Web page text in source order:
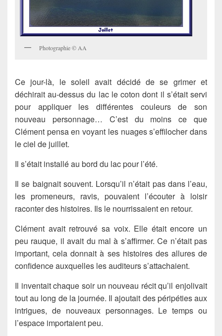
Photographie © AA
Ce jour-là, le soleil avait décidé de se grimer et
déchirait au-dessus du lac le coton dont il s’était servi
pour appliquer les différentes couleurs de son
nouveau personnage… C’est du moins ce que
Clément pensa en voyant les nuages s’effilocher dans
le ciel de juillet.
Il s’était installé au bord du lac pour l’été.
Il se baignait souvent. Lorsqu’il n’était pas dans l’eau,
les promeneurs, ravis, pouvaient l’écouter à loisir
raconter des histoires. Ils le nourrissaient en retour.
Clément avait retrouvé sa voix. Elle était encore un
peu rauque, il avait du mal à s’affirmer. Ce n’était pas
important, cela donnait à ses histoires des allures de
confidence auxquelles les auditeurs s’attachaient.
Il inventait chaque soir un nouveau récit qu’il enjolivait
tout au long de la journée. Il ajoutait des péripéties aux
intrigues, de nouveaux personnages. Le temps ou
l’espace importaient peu.